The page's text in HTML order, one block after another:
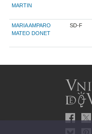
MARTIN
MARIA AMPARO
MATEO DONET
SD-F